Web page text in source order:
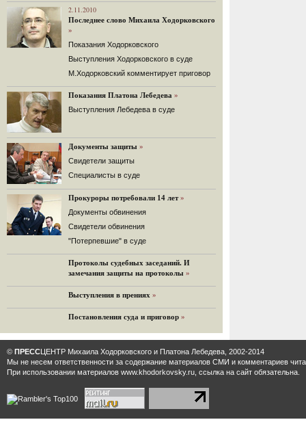
Не исключил
Владимир Путин допускает, что Россия может выйти из-
под юрисдикции ЕСПЧ.
88 комментариев
14.08.2014
Нарулил
Игорь Сечин просит о помощи.
Ссылаясь на санкции, глава
«Роснефти» хочет выбить из фонда
12.08.2014
Граждане не хотят платить по счетам ЮКОСа
Решение Гаагского суда о компенсации $50 млрд
поддержали 12%.
129 комментариев
Вечер у Ходорковских. Вспоминает Иван Стариков.
11.08.2014
«Удивительно сильная, мощная и
достойная только преклонения
Гости и ведущие «Эха Москвы» чтут
память Марины Филипповны.
10 комментариев
Марина Филипповна Ходорковская:
«Я долго была молодой!»
"Новая" рассказывает о судьбе
2.11.2010
Последнее слово Михаила Ходорковского
»
Показания Ходорковского
Выступления Ходорковского в суде
М.Ходорковский комментирует приговор
Показания Платона Лебедева »
Выступления Лебедева в суде
Документы защиты »
Cвидетели защиты
Cпециалисты в суде
Прокуроры потребовали 14 лет »
Документы обвинения
Свидетели обвинения
"Потерпевшие" в суде
Протоколы судебных заседаний. И
замечания защиты на протоколы »
Выступления в прениях »
Постановления суда и приговор »
© ПРЕССЦЕНТР Михаила Ходорковского и Платона Лебедева, 2002-2014
Мы не несем ответственности за содержание материалов CМИ и комментариев
При использовании материалов www.khodorkovsky.ru, ссылка на сайт обязательна.